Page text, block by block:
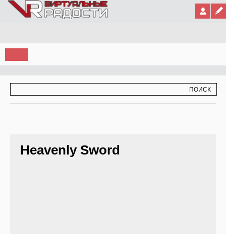
Jump to Navigation
Heavenly Sword